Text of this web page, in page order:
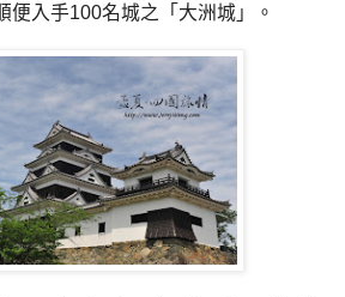
便入手100名城之「大洲城」。